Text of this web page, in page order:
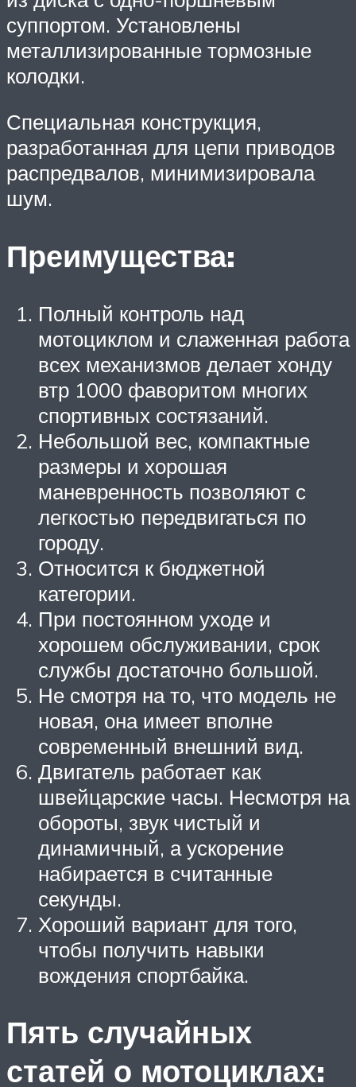
суппортом. Установлены
металлизированные тормозные
колодки.
Специальная конструкция,
разработанная для цепи приводов
распредвалов, минимизировала
шум.
Преимущества:
Полный контроль над
мотоциклом и слаженная работа
всех механизмов делает хонду
втр 1000 фаворитом многих
спортивных состязаний.
Небольшой вес, компактные
размеры и хорошая
маневренность позволяют с
легкостью передвигаться по
городу.
Относится к бюджетной
категории.
При постоянном уходе и
хорошем обслуживании, срок
службы достаточно большой.
Не смотря на то, что модель не
новая, она имеет вполне
современный внешний вид.
Двигатель работает как
швейцарские часы. Несмотря на
обороты, звук чистый и
динамичный, а ускорение
набирается в считанные
секунды.
Хороший вариант для того,
чтобы получить навыки
вождения спортбайка.
Пять случайных
статей о мотоциклах: